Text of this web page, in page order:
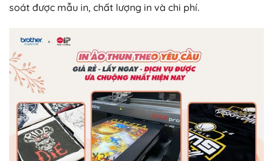
soát được mẫu in, chất lượng in và chi phí.